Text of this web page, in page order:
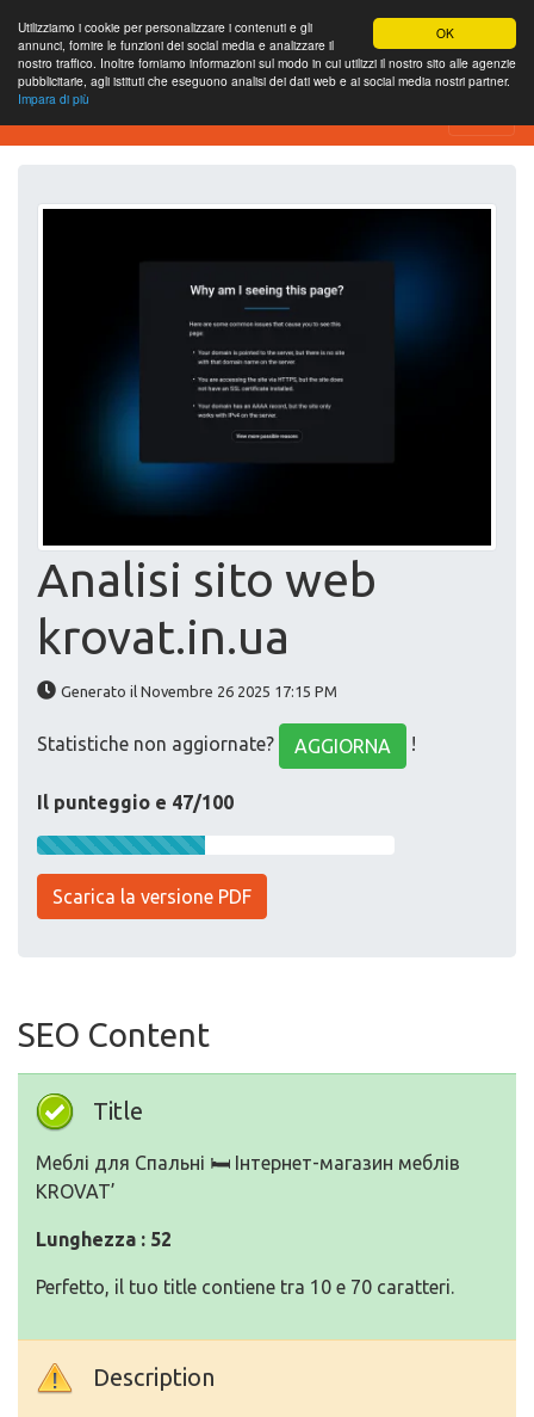
OK
Utilizziamo i cookie per personalizzare i contenuti e gli
annunci, fornire le funzioni dei social media e analizzare il
nostro traffico. Inoltre forniamo informazioni sul modo in cui utilizzi il nostro sito alle agenzie
pubblicitarie, agli istituti che eseguono analisi dei dati web e ai social media nostri partner.
Impara di più
Strumento di analisi del sito web
Analisi sito web
krovat.in.ua
Generato il Novembre 26 2025 17:15 PM
Statistiche non aggiornate? AGGIORNA !
Il punteggio e 47/100
Scarica la versione PDF
SEO Content
Title
Меблі для Спальні 🛏️ Інтернет-магазин меблів
KROVAT’
Lunghezza : 52
Perfetto, il tuo title contiene tra 10 e 70 caratteri.
Description